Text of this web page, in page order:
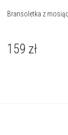
Bransoletka z
159 zł